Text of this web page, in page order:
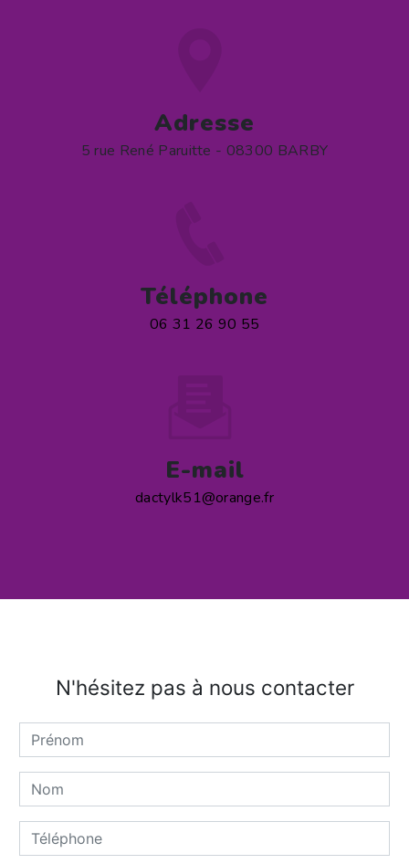
Adresse
5 rue René Paruitte - 08300 BARBY
Téléphone
06 31 26 90 55
E-mail
dactylk51@orange.fr
N'hésitez pas à nous contacter